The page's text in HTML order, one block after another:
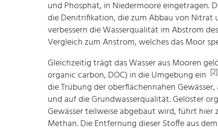
und Phosphat, in Niedermoore eingetragen.
die Denitrifikation, die zum Abbau von
verbessern die Wasserqualität im Abstrom
Vergleich zum Anstrom, welches das Moor
Gleichzeitig trägt das Wasser aus Mooren
organic carbon, DOC) in die Umgebung ein [2]
die Trübung der oberflächennahen
und auf die Grundwasserqualität. Gelöster
Gewässer teilweise abgebaut wird, führt hier
Methan. Die Entfernung dieser Stoffe aus